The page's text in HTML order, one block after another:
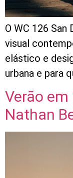
O WC 126
visual
elástico e
urbana e para
Verão
Nathan